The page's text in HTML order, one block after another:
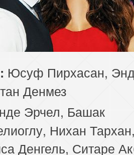
78 серия
79 серия
82 серия
83 серия
86 серия
87 серия
90 серия
94 серия
95 серия
98 серия 99 серия
Юсуф Пирхасан,
Денмез
Эрчел, Башак
Нихан
Денгель, Ситаре